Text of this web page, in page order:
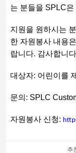
는 분들을 SPLC은
지원을 원하시는
한 자원봉사 내용은
랍니다. 감사합니다
대상자: 어린이를
문의 : SPLC
자원봉사 신청:
추